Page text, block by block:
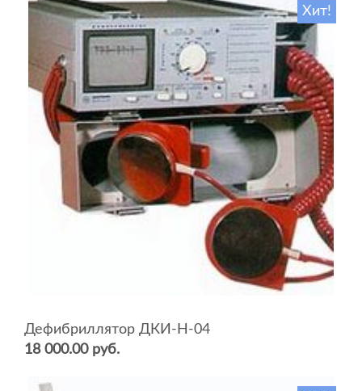
Хит!
Дефибриллятор ДКИ-Н-04
18 000.00 руб.